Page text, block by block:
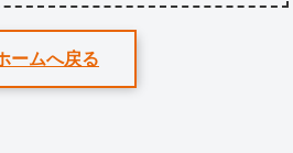
ームへ戻る